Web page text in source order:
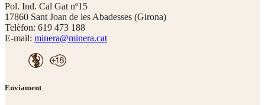
Pol. Ind. Cal Gat nº15
17860 Sant Joan de les Abadesses (Girona)
Telèfon: 619 473 188
E-mail: minera@minera.cat
Enviament